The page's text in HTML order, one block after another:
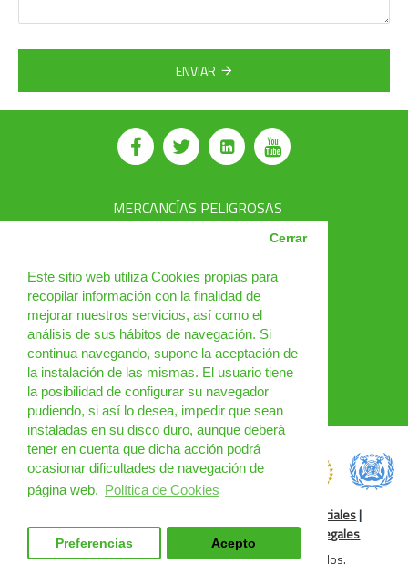
Este sitio web utiliza Cookies propias para
recopilar información con la finalidad de
mejorar nuestros servicios, así como el
análisis de sus hábitos de navegación. Si
continua navegando, supone la aceptación de
la instalación de las mismas. El usuario tiene
la posibilidad de configurar su navegador
pudiendo, si así lo desea, impedir que sean
instaladas en su disco duro, aunque deberá
tener en cuenta que dicha acción podrá
ocasionar dificultades de navegación de
página web. Política de Cookies
Cerrar
Preferencias Acepto
ENVIAR
MERCANCÍAS PELIGROSAS
PRODUCTOS
CURSOS
NOTICIAS
¿QUIÉNES SOMOS?
CONTACTO
Redes Sociales|
Condiciones Generales
Cursos Online
Cláusulas legales
DGM Spain 2025 © Todos los derechos reservados.